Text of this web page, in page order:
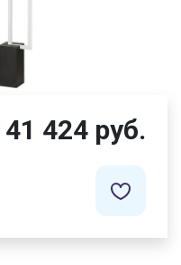
41 424 руб.